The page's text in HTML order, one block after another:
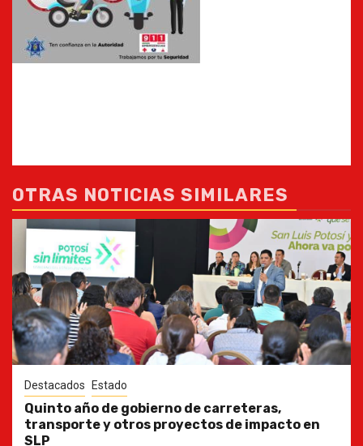
OTRAS NOTICIAS SIMILARES
Destacados Estado
Quinto año de gobierno de carreteras,
transporte y otros proyectos de impacto en
SLP